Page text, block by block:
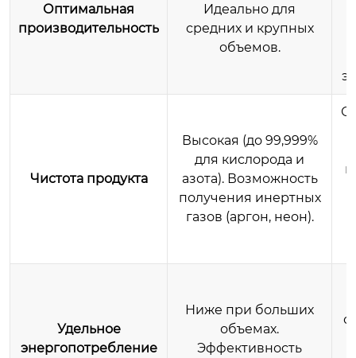
Оптимальная
производительность
Идеально для
средних и крупных
объемов.
Чистота продукта
Высокая (до 99,999%
для кислорода и
азота). Возможность
получения инертных
газов (аргон, неон).
Удельное
энергопотребление
Ниже при больших
объемах.
Эффективность